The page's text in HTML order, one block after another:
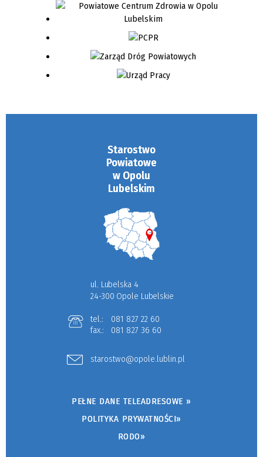
Starostwo
Powiatowe
w Opolu
Lubelskim
ul. Lubelska 4
24-300 Opole Lubelskie
tel.:
081 827 22 60
fax.:
081 827 36 60
starostwo@opole.lublin.pl
PEŁNE DANE TELEADRESOWE »
POLITYKA PRYWATNOŚCI»
RODO»